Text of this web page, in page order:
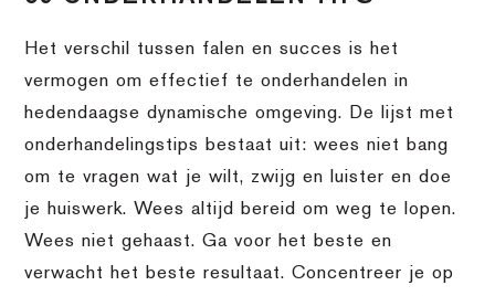
Het verschil tussen falen en succes is het
vermogen om effectief te onderhandelen in
hedendaagse dynamische omgeving. De lijst met
onderhandelingstips bestaat uit: wees niet bang
om te vragen wat je wilt, zwijg en luister en doe
je huiswerk. Wees altijd bereid om weg te lopen.
Wees niet gehaast. Ga voor het beste en
verwacht het beste resultaat. Concentreer je op